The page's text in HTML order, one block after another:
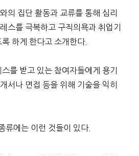
의 집단 활동과 교류를 통해 심리
스를 극복하고 구직의욕과 취업기
하게 한다고 소개한다.
를 받고 있는 참여자들에게 용기
서나 면접 등을 위해 기술을 익히
류에는 이런 것들이 있다.